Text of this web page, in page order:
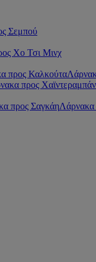
Σεμπού
Χο Τσι Μινχ
προς Καλκούτα
προς
προς ΣαγκάηΛάρνακα